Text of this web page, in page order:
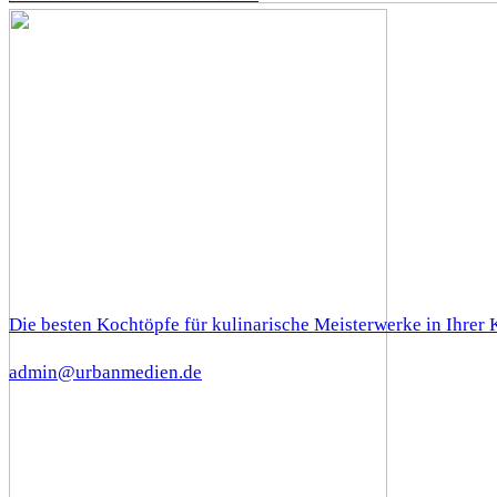
Die besten Kochtöpfe für kulinarische Meisterwerke in Ihrer
admin@urbanmedien.de